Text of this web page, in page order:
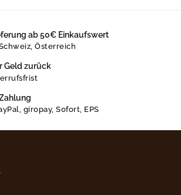
ab 50€ Einkaufswert
Österreich
Geld zurück
giropay, Sofort, EPS